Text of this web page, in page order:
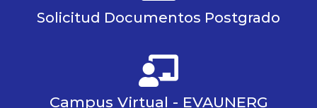
Solicitud Documentos Postgrado
Campus Virtual - EVAUNERG